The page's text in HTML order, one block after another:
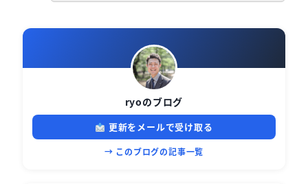
ryoのブログ
更新をメールで受け取る
→ このブログの記事一覧